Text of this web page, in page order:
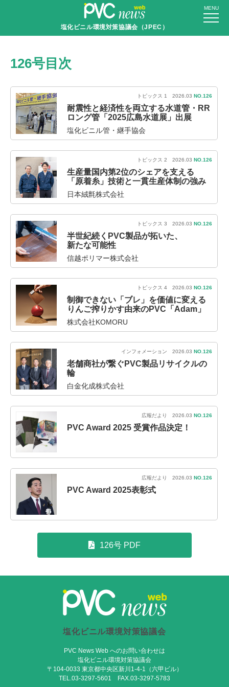
塩化ビニル環境対策協議会（JPEC）
MENU
126号目次
トピックス 1 2026.03 NO.126
耐震性と経済性を両立する水道管・RR
ロング管「2025広島水道展」出展
塩化ビニル管・継手協会
トピックス 2 2026.03 NO.126
生産量国内第2位のシェアを支える
「原着糸」技術と一貫生産体制の強み
日本絨氈株式会社
トピックス 3 2026.03 NO.126
半世紀続くPVC製品が拓いた、
新たな可能性
信越ポリマー株式会社
トピックス 4 2026.03 NO.126
制御できない「ブレ」を価値に変える
りんご搾りかす由来のPVC「Adam」
株式会社KOMORU
インフォメーション 2026.03 NO.126
老舗商社が繋ぐPVC製品リサイクルの
輪
白金化成株式会社
広報だより 2026.03 NO.126
PVC Award 2025 受賞作品決定！
広報だより 2026.03 NO.126
PVC Award 2025表彰式
126号 PDF
塩化ビニル環境対策協議会
PVC News Web へのお問い合わせは
塩化ビニル環境対策協議会
〒104-0033 東京都中央区新川1-4-1（六甲ビル）
TEL.03-3297-5601 FAX.03-3297-5783